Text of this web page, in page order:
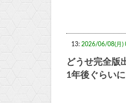
13: 2026/06/08(月)
どうせ完全版
1年後ぐらいに